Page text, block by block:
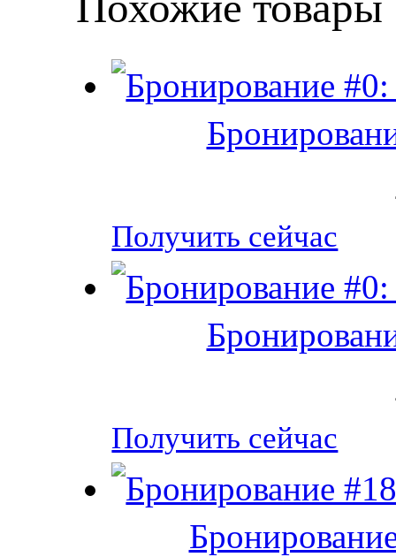
Получить сейчас
Получить сейчас